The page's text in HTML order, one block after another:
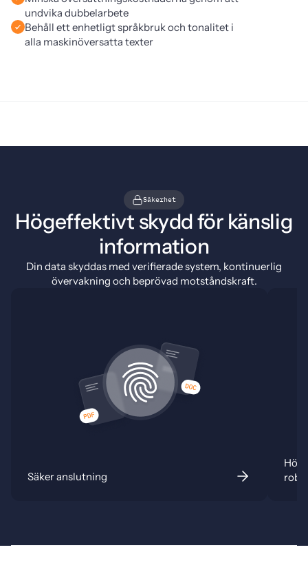
undvika dubbelarbete
Behåll ett enhetligt språkbruk och tonalitet i
alla maskinöversatta texter
Säkerhet
Högeffektivt skydd för känslig
information
Din data skyddas med verifierade system, kontinuerlig
övervakning och beprövad motståndskraft.
Säker anslutning
Hög